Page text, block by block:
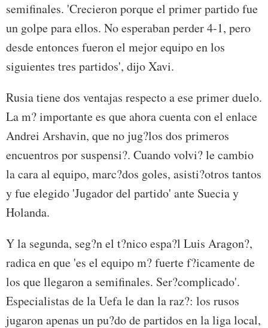
semifinales. 'Crecieron porque el primer partido fue
un golpe para ellos. No esperaban perder 4-1, pero
desde entonces fueron el mejor equipo en los
siguientes tres partidos', dijo Xavi.
Rusia tiene dos ventajas respecto a ese primer duelo.
La m? importante es que ahora cuenta con el enlace
Andrei Arshavin, que no jug?los dos primeros
encuentros por suspensi?. Cuando volvi? le cambio
la cara al equipo, marc?dos goles, asisti?otros tantos
y fue elegido 'Jugador del partido' ante Suecia y
Holanda.
Y la segunda, seg?n el t?nico espa?l Luis Aragon?,
radica en que 'es el equipo m? fuerte f?icamente de
los que llegaron a semifinales. Ser?complicado'.
Especialistas de la Uefa le dan la raz?: los rusos
jugaron apenas un pu?do de partidos en la liga local,